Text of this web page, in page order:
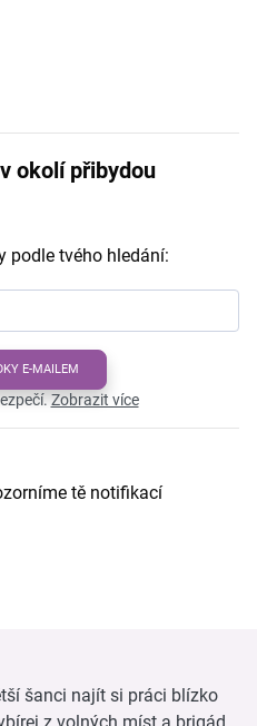
okolí přibydou
podle tvého hledání:
E-MAILEM
Zobrazit více
tě notifikací
šanci najít si práci blízko
z volných míst a brigád